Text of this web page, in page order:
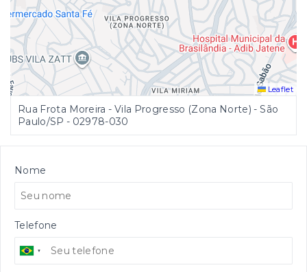
Leaflet
Rua Frota Moreira - Vila Progresso (Zona Norte) - São
Paulo/SP - 02978-030
Nome
Telefone